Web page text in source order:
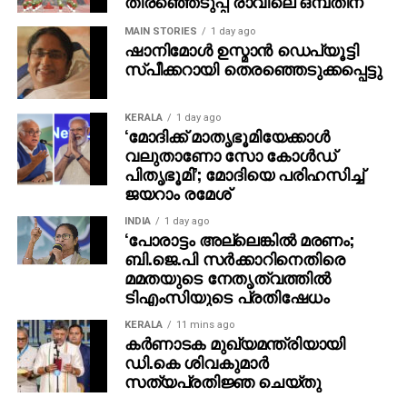
നീക്കങ്ങളിലും യു.എസ്-ഇറാന്‍ ചര്‍ച്ചകള്‍
അട്ടിമറിക്കപ്പെടുന്നതിലും മോദി പൂര്‍ണ്ണമായി മൗനം
പാലിക്കുന്നതില്‍ അത്ഭുതപ്പെടാനില്ലെന്നും ജയ്റാം
രമേശ് കൂട്ടിച്ചേര്‍ത്തു.
MAIN STORIES 1 day ago
ഷാനിമോള്‍ ഉസ്മാന്‍ ഡെപ്യൂട്ടി
സ്പീക്കറായി തെരഞ്ഞെടുക്കപ്പെട്ടു
KERALA 1 day ago
‘മോദിക്ക് മാതൃഭൂമിയേക്കാള്‍
വലുതാണോ സോ കോള്‍ഡ്
പിതൃഭൂമി’; മോദിയെ പരിഹസിച്ച്
ജയറാം രമേശ്
INDIA 1 day ago
‘പോരാട്ടം അല്ലെങ്കില്‍ മരണം;
ബി.ജെ.പി സര്‍ക്കാറിനെതിരെ
മമതയുടെ നേതൃത്വത്തില്‍
ടിഎംസിയുടെ പ്രതിഷേധം
KERALA 11 mins ago
കര്‍ണാടക മുഖ്യമന്ത്രിയായി
ഡി.കെ ശിവകുമാര്‍
സത്യപ്രതിജ്ഞ ചെയ്തു